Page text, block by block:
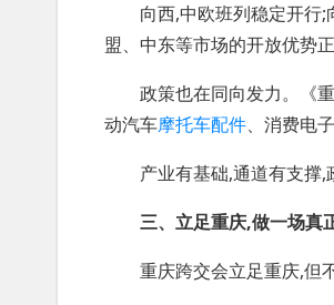
向西,中欧班列稳定开行;
盟、中东等市场的开放优势正
政策也在同向发力。《重
动汽车摩托车配件、消费电
产业有基础,通道有支撑,政
三、立足重庆,做一场真
重庆跨交会立足重庆,但不